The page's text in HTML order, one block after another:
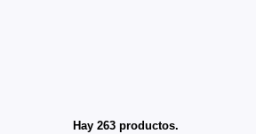
Hay 263 productos.